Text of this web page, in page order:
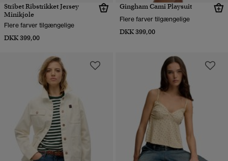
Stribet Ribstrikket Jersey
Minikjole
Flere farver tilgængelige
DKK 399,00
Gingham Cami Playsuit
Flere farver tilgængelige
DKK 399,00